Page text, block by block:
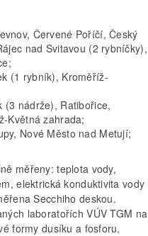
Červené Poříčí, Český
nad Svitavou (2 rybníčky),
(1 rybník), Kroměříž-
(3 nádrže), Ratibořice,
Květná zahrada;
Nové Město nad Metují;
měřeny: teplota vody,
elektrická konduktivita vody
Secchiho deskou.
laboratořích VÚV TGM na
formy dusíku a fosforu,